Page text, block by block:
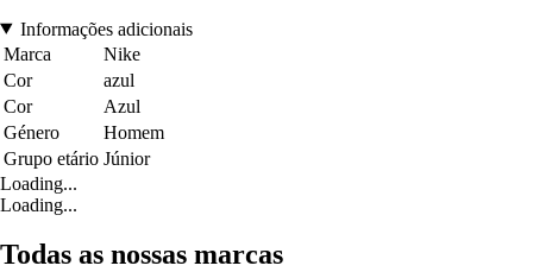
Informações adicionais
Marca
Nike
Cor
azul
Cor
Azul
Género
Homem
Grupo etário Júnior
Loading...
Loading...
Todas as nossas marcas